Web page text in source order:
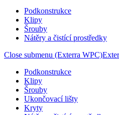
Podkonstrukce
Klipy
Šrouby
Nátěry a čistící prostředky
Close submenu (Exterra WPC)
Podkonstrukce
Klipy
Šrouby
Ukončovací lišty
Kryty